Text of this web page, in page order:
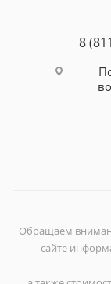
8
Обращаем
сайте